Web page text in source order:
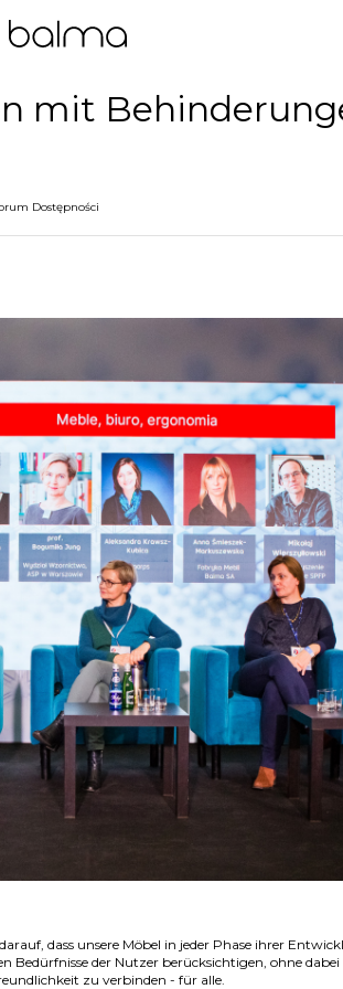
mit
Dostępności
dass unsere Möbel in jeder Phase ihrer
Bedürfnisse der Nutzer berücksichtigen, ohne
zu verbinden - für alle.